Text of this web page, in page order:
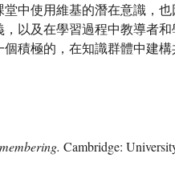
中使用維基的潛在意識，
以及在學習過程中教導者
積極的，在知識群體中建
Cambridge: